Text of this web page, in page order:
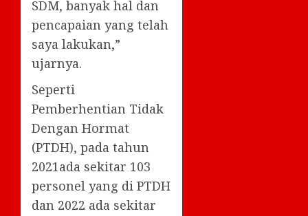
SDM, banyak hal dan
pencapaian yang telah
saya lakukan,”
ujarnya.
Seperti
Pemberhentian Tidak
Dengan Hormat
(PTDH), pada tahun
2021ada sekitar 103
personel yang di PTDH
dan 2022 ada sekitar